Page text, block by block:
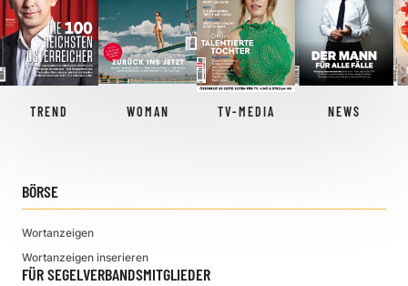
TREND WOMAN TV-MEDIA NEWS
BÖRSE
Wortanzeigen
Wortanzeigen inserieren
FÜR SEGELVERBANDSMITGLIEDER